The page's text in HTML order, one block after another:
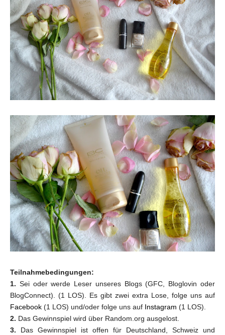
Teilnahmebedingungen:
1. Sei oder werde Leser unseres Blogs (GFC, Bloglovin oder
BlogConnect). (1 LOS). Es gibt zwei extra Lose, folge uns auf
Facebook (1 LOS) und/oder folge uns auf Instagram (1 LOS).
2. Das Gewinnspiel wird über Random.org ausgelost.
3. Das Gewinnspiel ist offen für Deutschland, Schweiz und